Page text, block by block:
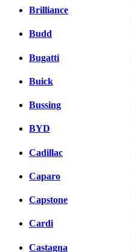
Brilliance
Budd
Bugatti
Buick
Bussing
BYD
Cadillac
Caparo
Capstone
Cardi
Castagna